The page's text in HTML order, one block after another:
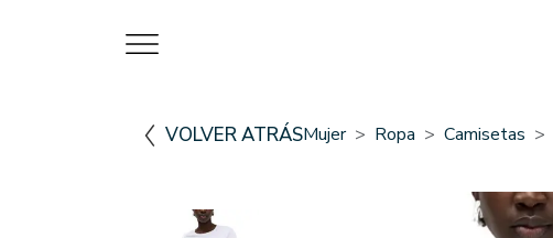
VOLVER ATRÁSMujer Ropa Camisetas